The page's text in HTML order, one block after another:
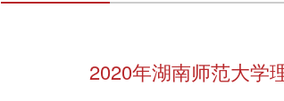
2020年湖南师范大学